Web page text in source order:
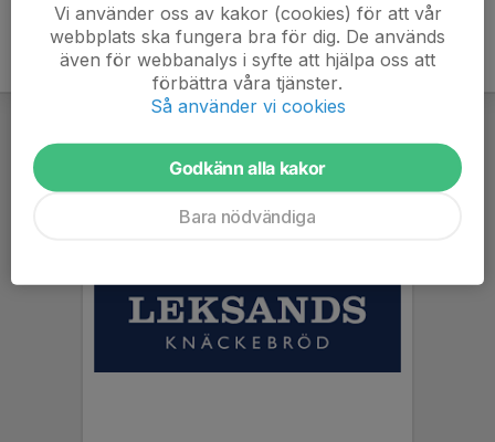
Vi använder oss av kakor (cookies) för att vår
webbplats ska fungera bra för dig. De används
även för webbanalys i syfte att hjälpa oss att
förbättra våra tjänster.
Så använder vi cookies
Godkänn alla kakor
Bara nödvändiga